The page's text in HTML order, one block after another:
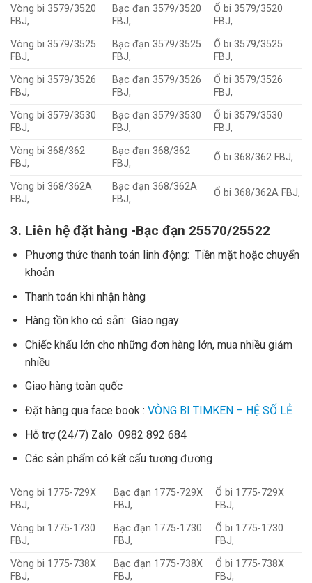
Vòng bi 3579/3520
FBJ,
Bạc đạn 3579/3520
FBJ,
Ổ bi 3579/3520
FBJ,
Vòng bi 3579/3525
FBJ,
Bạc đạn 3579/3525
FBJ,
Ổ bi 3579/3525
FBJ,
Vòng bi 3579/3526
FBJ,
Bạc đạn 3579/3526
FBJ,
Ổ bi 3579/3526
FBJ,
Vòng bi 3579/3530
FBJ,
Bạc đạn 3579/3530
FBJ,
Ổ bi 3579/3530
FBJ,
Vòng bi 368/362
FBJ,
Bạc đạn 368/362
FBJ,
Ổ bi 368/362 FBJ,
Vòng bi 368/362A
FBJ,
Bạc đạn 368/362A
FBJ,
Ổ bi 368/362A FBJ,
3. Liên hệ đặt hàng -Bạc đạn 25570/25522
Phương thức thanh toán linh động: Tiền mặt hoặc chuyển
khoản
Thanh toán khi nhận hàng
Hàng tồn kho có sẵn: Giao ngay
Chiếc khấu lớn cho những đơn hàng lớn, mua nhiều giảm
nhiều
Giao hàng toàn quốc
Đặt hàng qua face book : VÒNG BI TIMKEN – HỆ SỐ LẺ
Hỗ trợ (24/7) Zalo 0982 892 684
Các sản phẩm có kết cấu tương đương
Vòng bi 1775-729X
FBJ,
Bạc đạn 1775-729X
FBJ,
Ổ bi 1775-729X
FBJ,
Vòng bi 1775-1730
FBJ,
Bạc đạn 1775-1730
FBJ,
Ổ bi 1775-1730
FBJ,
Vòng bi 1775-738X
FBJ,
Bạc đạn 1775-738X
FBJ,
Ổ bi 1775-738X
FBJ,